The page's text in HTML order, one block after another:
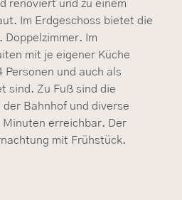
renoviert und zu einem
Im Erdgeschoss bietet die
Im
mit je eigener Küche
und auch als
sind. Zu Fuß sind die
Bahnhof und diverse
Minuten erreichbar. Der
mit Frühstück.